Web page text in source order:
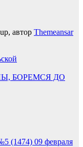
автор Themeansar
БОРЕМСЯ ДО
(1474) 09 февраля